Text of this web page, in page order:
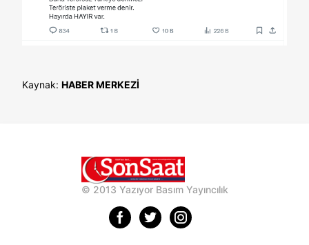
Kaynak: HABER MERKEZİ
© 2013 Yazıyor Basım Yayıncılık